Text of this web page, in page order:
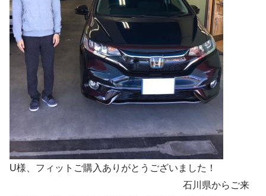
U様、フィットご購入ありがとうございました！
石川県からご来